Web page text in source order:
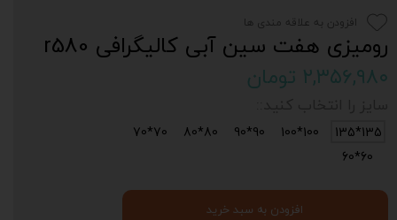
رومیزی هفت سین آبی کالیگرافی r580
۲,۳۵۶,۹۸۰ تومان
135*135
100*100
90*90
80*80
70*70
60*60
افزودن به سبد خرید
افزودن به علاقه مندی ها